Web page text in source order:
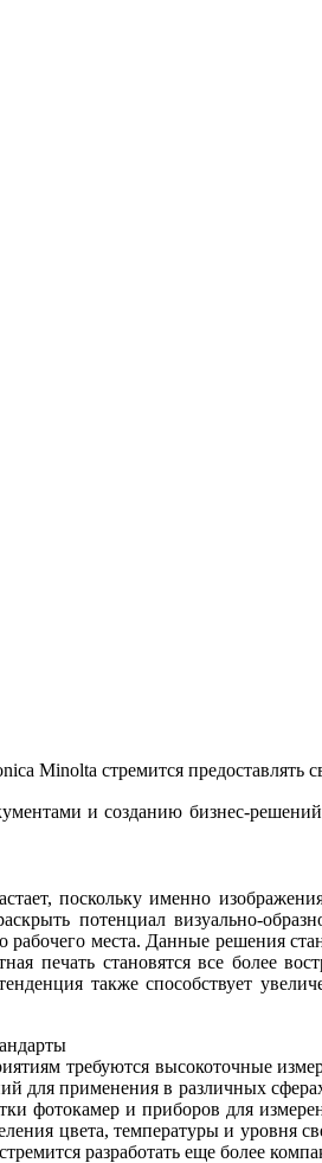
Minolta стремится
и созданию бизнес-
поскольку именно
потенциал визуально-
места. Данные решения
печать становятся все более
также способствует
требуются высокоточные
для применения в различных
фотокамер и приборов для
цвета, температуры и уровня
разработать еще более